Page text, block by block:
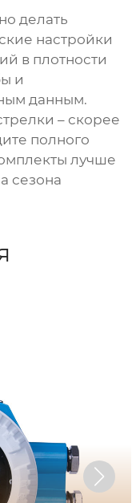
делать
настройки
в плотности
и
данным.
– скорее
полного
лучше
сезона